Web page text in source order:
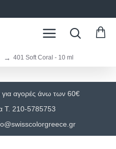
401 Soft Coral - 10 ml
αγορές άνω των 60€
Τ. 210-5785753